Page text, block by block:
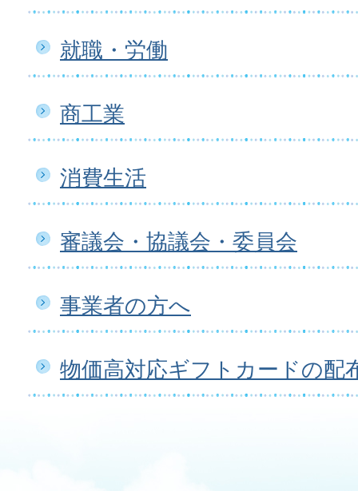
就職・労働
商工業
消費生活
審議会・協議会・委員会
事業者の方へ
物価高対応ギフトカードの配